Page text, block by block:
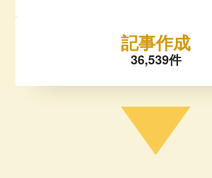
記事作成
36,539件